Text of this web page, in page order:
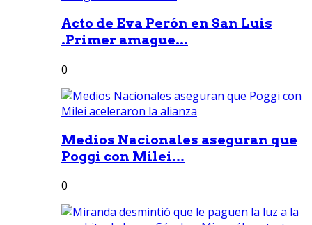
Acto de Eva Perón en San Luis
.Primer amague...
0
Medios Nacionales aseguran que
Poggi con Milei...
0